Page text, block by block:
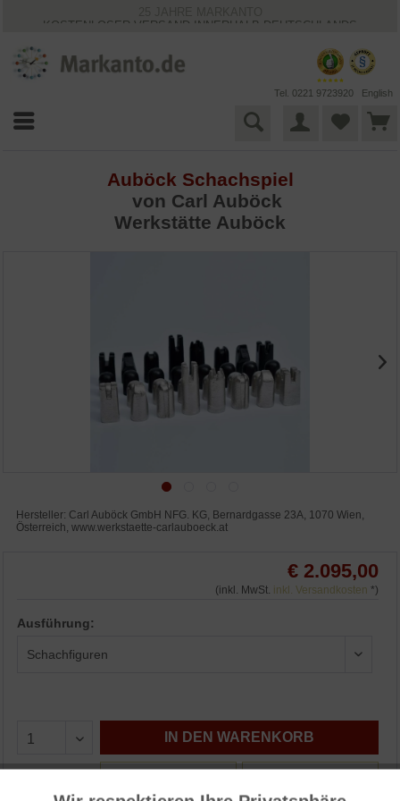
KOSTENLOSER VERSAND INNERHALB DEUTSCHLANDS
VIELFÄLTIGE ZAHLUNGSMÖGLICHKEITEN
BESTPRICE-GARANTIE
Tel. 0221 9723920 English
Auböck Schachspiel
von Carl Auböck
Werkstätte Auböck
Hersteller: Carl Auböck GmbH NFG. KG, Bernardgasse 23A, 1070 Wien,
Österreich, www.werkstaette-carlauboeck.at
€ 2.095,00
(inkl. MwSt. inkl. Versandkosten *)
Ausführung:
IN DEN WARENKORB